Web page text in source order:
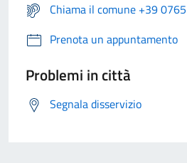
Chiama il comune +39
Prenota un appuntamento
Problemi in città
Segnala disservizio